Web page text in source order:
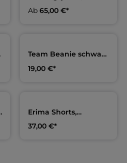
SSV Freiberg
Ab 65,00 €*
Team Beanie schwarz
19,00 €*
Erima Shorts,
SSV Freiberg
37,00 €*